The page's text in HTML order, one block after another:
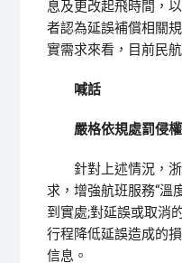
息及更改起飛時間，
者認為延誤補償相關
實需求來看，目前民
喊話
嚴格依規處罰侵
針對上述情況，浙
求，增強航班服務“溫
到實處;對延誤或取消
行程降低延誤造成的
信息。